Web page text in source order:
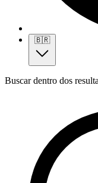
🇧🇷
Buscar dentro dos